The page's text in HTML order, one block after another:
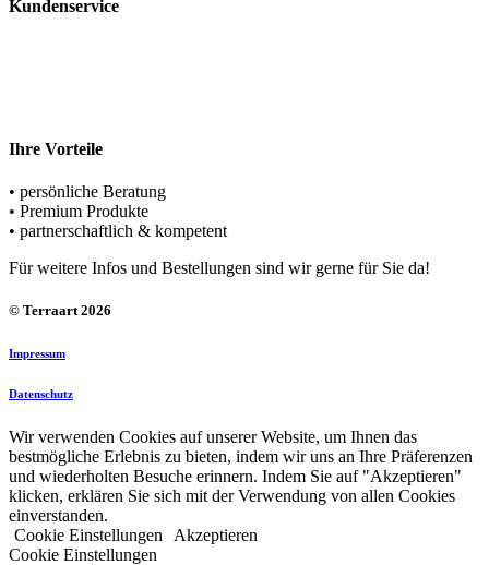
Kundenservice
Ihre Vorteile
• persönliche Beratung
• Premium Produkte
• partnerschaftlich & kompetent
Für weitere Infos und Bestellungen sind wir gerne für Sie da!
© Terraart 2026
Impressum
Datenschutz
Wir verwenden Cookies auf unserer Website, um Ihnen das
bestmögliche Erlebnis zu bieten, indem wir uns an Ihre Präferenzen
und wiederholten Besuche erinnern. Indem Sie auf "Akzeptieren"
klicken, erklären Sie sich mit der Verwendung von allen Cookies
einverstanden.
Cookie Einstellungen
Akzeptieren
Cookie Einstellungen